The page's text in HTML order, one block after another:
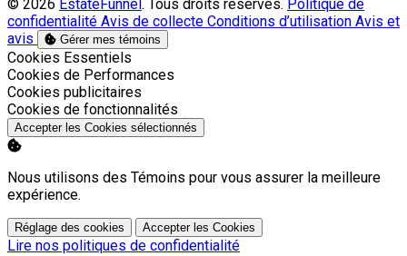
© 2026 EstateFunnel. Tous droits réservés. Politique de
confidentialité Avis de collecte Conditions d’utilisation Avis et
avis
Gérer mes témoins
Activer
Cookies Essentiels
Activer
Cookies de Performances
Activer
Cookies publicitaires
Activer
Cookies de fonctionnalités
Accepter les Cookies sélectionnés
Nous utilisons des Témoins pour vous assurer la meilleure
expérience.
Réglage des cookies Accepter les Cookies
Lire nos politiques de confidentialité